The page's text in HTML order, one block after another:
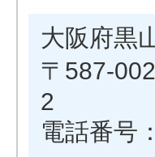
大阪府黒
〒587-
2
電話番号